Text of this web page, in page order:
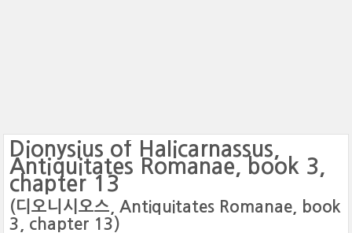
Dionysius of Halicarnassus,
Antiquitates Romanae, book 3,
chapter 13
(디오니시오스, Antiquitates Romanae, book
3, chapter 13)